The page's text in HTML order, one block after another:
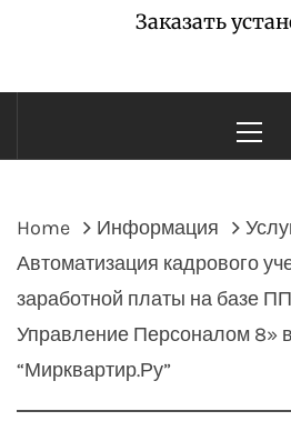
Заказать
Menu
Home Информация
Автоматизация кадрового
заработной платы на базе
Управление Персоналом 8»
“Мирквартир.Ру”